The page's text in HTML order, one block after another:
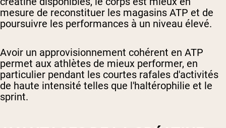
mesure de reconstituer les magasins ATP et de
poursuivre les performances à un niveau élevé.
Avoir un approvisionnement cohérent en ATP
permet aux athlètes de mieux performer, en
particulier pendant les courtes rafales d'activités
de haute intensité telles que l'haltérophilie et le
sprint.